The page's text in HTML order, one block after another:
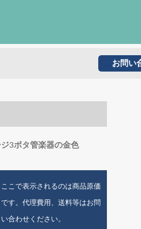
お問い
3ボタ管楽器の金色
ここで表示されるのは商品原価
です。代理費用、送料等はお問
い合わせください。